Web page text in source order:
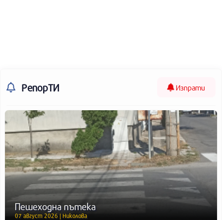
РепорТИ Изпрати
Пешеходна пътека
07 август 2026 | Николова